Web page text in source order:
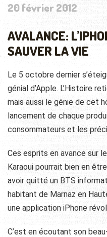
20 février 2012
AVALANCE:
SAUVER LA VIE
Le 5 octobre dernier
génial d’Apple. L’Histoire
mais aussi le génie de cet
lancement de chaque
consommateurs et les
Ces esprits en avance sur
Karaoui pourrait bien en
avoir quitté un BTS
habitant de Marnaz en
une application iPhone
C’est en écoutant son